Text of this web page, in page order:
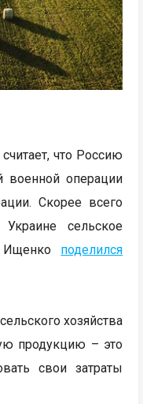
что Россию
военной операции
Скорее всего
сельское
Ищенко поделился
хозяйства
продукцию – это
свои затраты